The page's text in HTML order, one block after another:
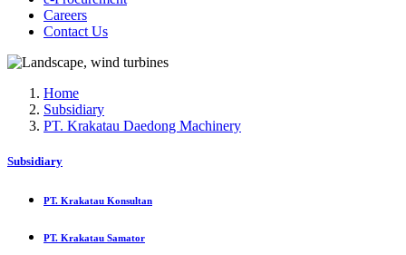
Careers
Contact Us
Home
Subsidiary
PT. Krakatau Daedong Machinery
Subsidiary
PT. Krakatau Konsultan
PT. Krakatau Samator